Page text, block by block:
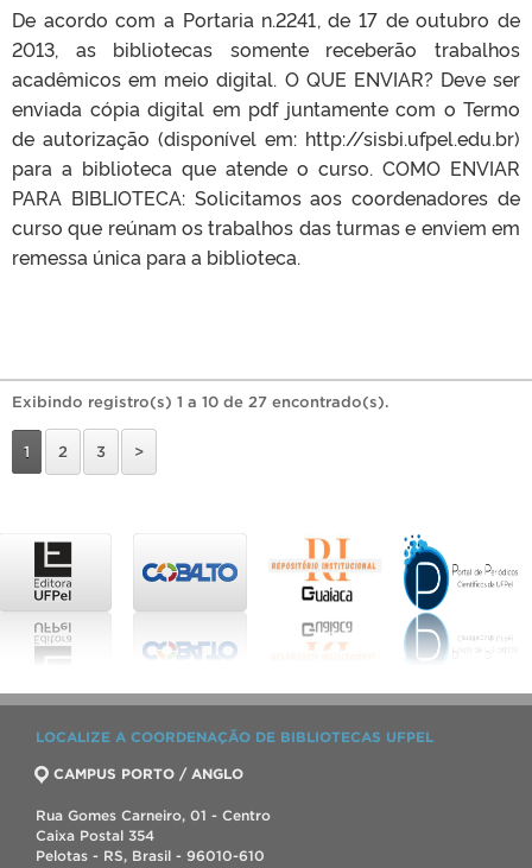
De acordo com a Portaria n.2241, de 17 de outubro de
2013, as bibliotecas somente receberão trabalhos
acadêmicos em meio digital. O QUE ENVIAR? Deve ser
enviada cópia digital em pdf juntamente com o Termo
de autorização (disponível em: http://sisbi.ufpel.edu.br)
para a biblioteca que atende o curso. COMO ENVIAR
PARA BIBLIOTECA: Solicitamos aos coordenadores de
curso que reúnam os trabalhos das turmas e enviem em
remessa única para a biblioteca.
Exibindo registro(s) 1 a 10 de 27 encontrado(s).
1 2 3 >
LOCALIZE A COORDENAÇÃO DE BIBLIOTECAS UFPEL
CAMPUS PORTO / ANGLO
Rua Gomes Carneiro, 01 - Centro
Caixa Postal 354
Pelotas - RS, Brasil - 96010-610